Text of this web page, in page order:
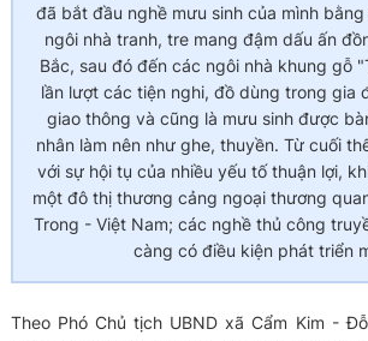
đã bắt đầu nghề mưu sinh của mình
ngôi nhà tranh, tre mang đậm dấu ấn
Bắc, sau đó đến các ngôi nhà khung gỗ
lần lượt các tiện nghi, đồ dùng trong gia
giao thông và cũng là mưu sinh được
nhân làm nên như ghe, thuyền. Từ cuối
với sự hội tụ của nhiều yếu tố thuận lợi,
một đô thị thương cảng ngoại thương
Trong - Việt Nam; các nghề thủ công
càng có điều kiện phát triển
Theo Phó Chủ tịch UBND xã Cẩm Kim -